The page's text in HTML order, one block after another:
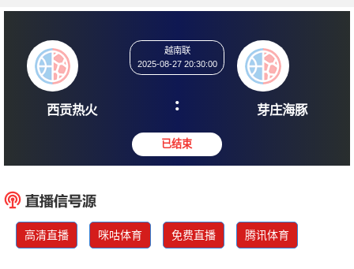
西贡热火
2025-08-27 20:30:00
: 芽庄
高清直播 咪咕体育 免费直播 腾讯体育